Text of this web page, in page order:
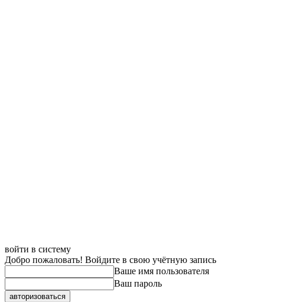
войти в систему
Добро пожаловать! Войдите в свою учётную запись
Ваше имя пользователя
Ваш пароль